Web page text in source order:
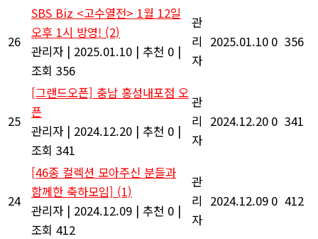
26
SBS Biz <고수열전> 1월 12일
오후 1시 방영! (2)
관리자 | 2025.01.10 | 추천 0 |
조회 356
관
리
자
2025.01.10 0 356
25
[그랜드오픈] 충남 홍성내포점 오
픈
관리자 | 2024.12.20 | 추천 0 |
조회 341
관
리
자
2024.12.20 0 341
24
[46종 컬렉션 모아주신 분들과
함께한 축하모임] (1)
관리자 | 2024.12.09 | 추천 0 |
조회 412
관
리
자
2024.12.09 0 412